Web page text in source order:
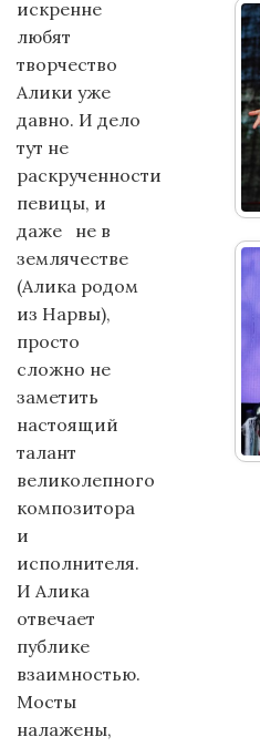
искренне
любят
творчество
Алики уже
давно. И дело
тут не
раскрученности
певицы, и
даже не в
землячестве
(Алика родом
из Нарвы),
просто
сложно не
заметить
настоящий
талант
великолепного
композитора
и
исполнителя.
И Алика
отвечает
публике
взаимностью.
Мосты
налажены,